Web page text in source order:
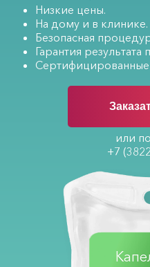
Низкие цены.
На дому и в клинике.
Безопасная
Гарантия результата
Сертифицированные
или
+7